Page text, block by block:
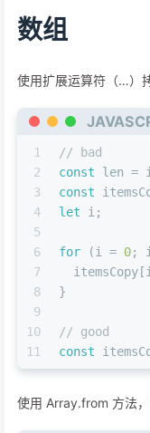
数组
使用扩展运算符（…）
1
2
3
4
5
6
7
8
9
10
11
// bad
const len =
const
let i;
for (i = 0;
}
// good
const
使用 Array.from 方法